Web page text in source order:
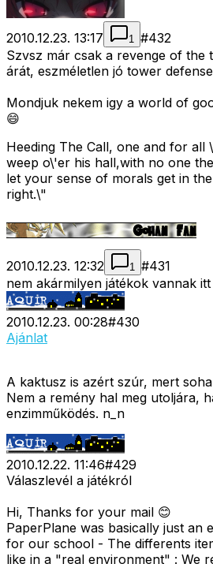
2010.12.23. 13:17 1 #432
Szvsz már csak a revenge of the
árát, eszméletlen jó tower
Mondjuk nekem igy a world of
😄
Heeding The Call, one and for all
weep o\'er his hall,with no one
let your sense of morals get in
right.\"
2010.12.23. 12:32 1 #431
nem akármilyen játékok vannak itt
2010.12.23. 00:28#430
Ajánlat
A kaktusz is azért szúr, mert
Nem a remény hal meg utoljára,
enzimműködés. n_n
2010.12.22. 11:46#429
Válaszlevél a játékról
Hi, Thanks for your mail 😊
PaperPlane was basically just an
for our school - The differents
like in a "real environment" : We